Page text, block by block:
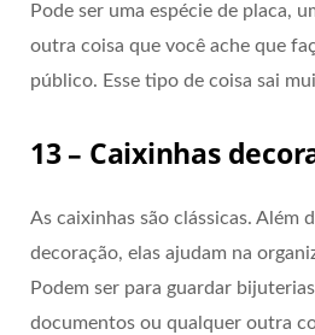
Pode ser uma espécie de placa,
outra coisa que você ache que
público. Esse tipo de coisa sai
13 – Caixinhas
As caixinhas são clássicas. Além
decoração, elas ajudam na
Podem ser para guardar
documentos ou qualquer outra